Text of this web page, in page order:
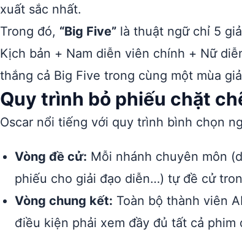
xuất sắc nhất.
Trong đó, “Big Five” là thuật ngữ chỉ 5
Kịch bản + Nam diễn viên chính + Nữ
thắng cả Big Five trong cùng một mùa
Quy trình bỏ phiếu chặt
Oscar nổi tiếng với quy trình bình chọn
Vòng đề cử: Mỗi nhánh chuyên môn
phiếu cho giải đạo diễn…) tự đề cử
Vòng chung kết: Toàn bộ thành viên
điều kiện phải xem đầy đủ tất cả